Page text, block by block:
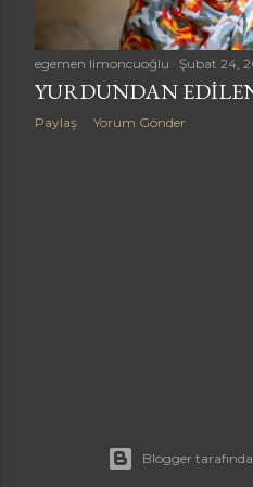
r
egemen limoncuoğlu Şubat 24,
YURDUNDAN
Paylaş Yorum Gönder
Blogger